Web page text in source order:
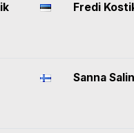
Fredi
Sanna Salin